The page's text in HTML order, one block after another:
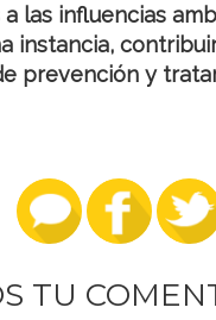
las influencias
instancia,
prevención y
TU